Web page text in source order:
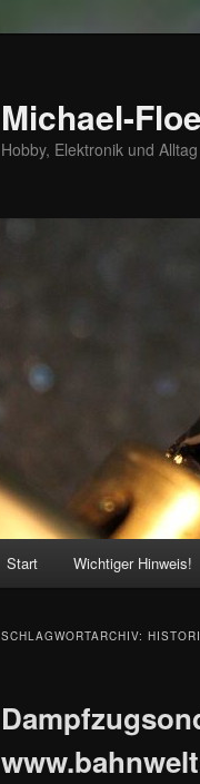
Michael-
Hobby, Elektronik und Alltag
Start Wichtiger Hinweis!
SCHLAGWORTARCHIV: